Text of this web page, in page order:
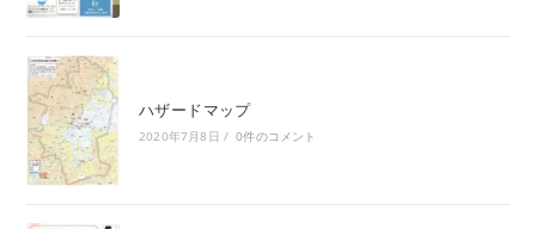
ハザードマップ
2020年7月8日 / 0件のコメント